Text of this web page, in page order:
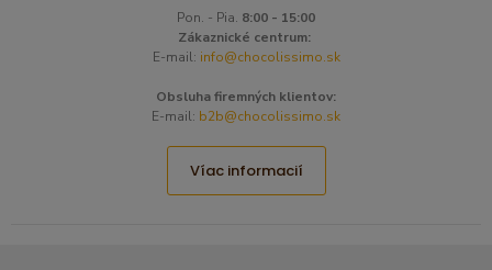
Pon. - Pia. 8:00 - 15:00
Zákaznické centrum:
E-mail: info@chocolissimo.sk
Obsluha firemných klientov:
E-mail: b2b@chocolissimo.sk
Víac informacií